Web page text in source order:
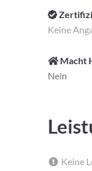
Keine
Macht
Nein
Keine